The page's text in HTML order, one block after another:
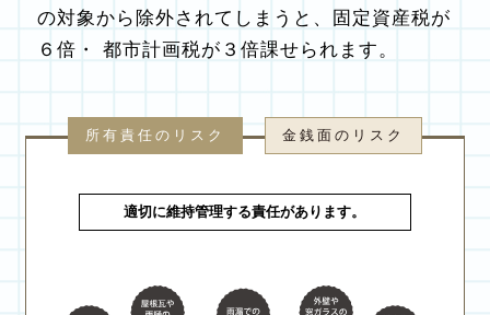
の対象から除外されてしまうと、固定資産税が
６倍・ 都市計画税が３倍課せられます。
所有責任のリスク 金銭面のリスク
適切に維持管理する責任があります。